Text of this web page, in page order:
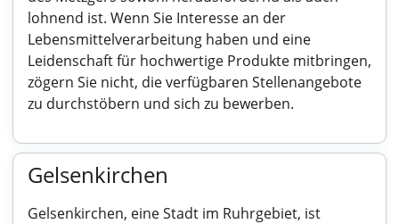
lohnend ist. Wenn Sie Interesse an der
Lebensmittelverarbeitung haben und eine
Leidenschaft für hochwertige Produkte mitbringen,
zögern Sie nicht, die verfügbaren Stellenangebote
zu durchstöbern und sich zu bewerben.
Gelsenkirchen
Gelsenkirchen, eine Stadt im Ruhrgebiet, ist